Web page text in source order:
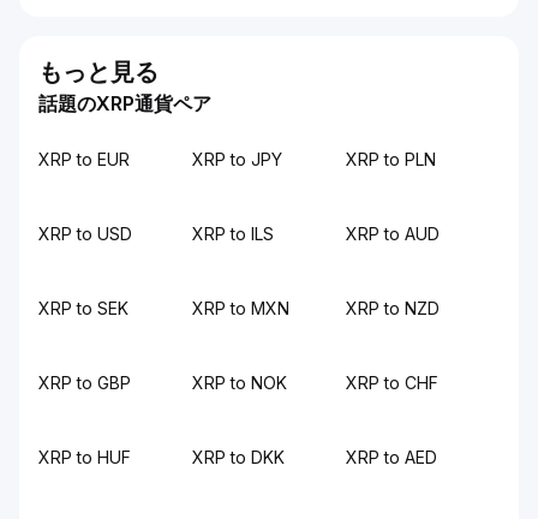
もっと見る
話題のXRP通貨ペア
XRP to EUR XRP to JPY XRP to PLN
XRP to USD XRP to ILS XRP to AUD
XRP to SEK XRP to MXN XRP to NZD
XRP to GBP XRP to NOK XRP to CHF
XRP to HUF XRP to DKK XRP to AED